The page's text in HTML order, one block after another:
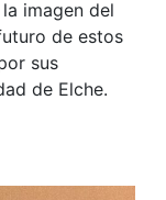
imagen del
de estos
sus
de Elche.